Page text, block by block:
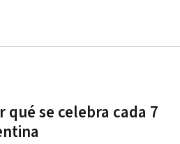
qué se celebra cada 7